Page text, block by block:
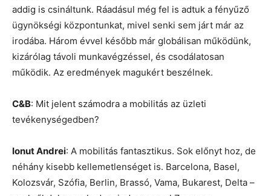
addig is csináltunk. Ráadásul még fel is adtuk a fényűző
ügynökségi központunkat, mivel senki sem járt már az
irodába. Három évvel később már globálisan működünk,
kizárólag távoli munkavégzéssel, és csodálatosan
működik. Az eredmények magukért beszélnek.
C&B: Mit jelent számodra a mobilitás az üzleti
tevékenységedben?
Ionut Andrei: A mobilitás fantasztikus. Sok előnyt hoz, de
néhány kisebb kellemetlenséget is. Barcelona, ​​Basel,
Kolozsvár, Szófia, Berlin, Brassó, Vama, Bukarest, Delta –